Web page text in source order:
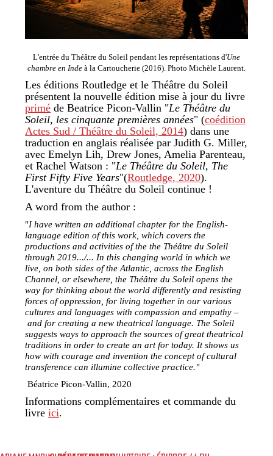
L'entrée du Théâtre du Soleil pendant les représentations d'Une
chambre en Inde à la Cartoucherie (2016). Photo Michèle Laurent.
Les éditions Routledge et le Théâtre du Soleil
présentent la nouvelle édition mise à jour du livre
primé de Beatrice Picon-Vallin "Le Théâtre du
Soleil, les cinquante premières années" (coédition
Actes Sud / Théâtre du Soleil, 2014) dans une
traduction en anglais réalisée par Judith G. Miller,
avec Emelyn Lih, Drew Jones, Amelia Parenteau,
et Rachel Watson : "Le Théâtre du Soleil, The
First Fifty Five Years"(Routledge, 2020).
L'aventure du Théâtre du Soleil continue !
A word from the author :
"I have written an additional chapter for the English-
language edition of this work, which covers the
productions and activities of the the Théâtre du Soleil
through 2019.../... In this changing world in which we
live, on both sides of the Atlantic, across the English
Channel, or elsewhere, the Théâtre du Soleil opens the
way for thinking about the world differentlyand resisting
forces of oppression, for living together in our various
cultures and languages with compassion and empathy –
and for creating a new theatrical language. The Soleil
suggestsways to approach the sources of great theatrical
traditions in order to create an art for today. It shows us
how with courage and invention the concept of cultural
transference can illuminecollective practice."
Béatrice Picon-Vallin, 2020
Informations complémentaires et commande du
livreici.